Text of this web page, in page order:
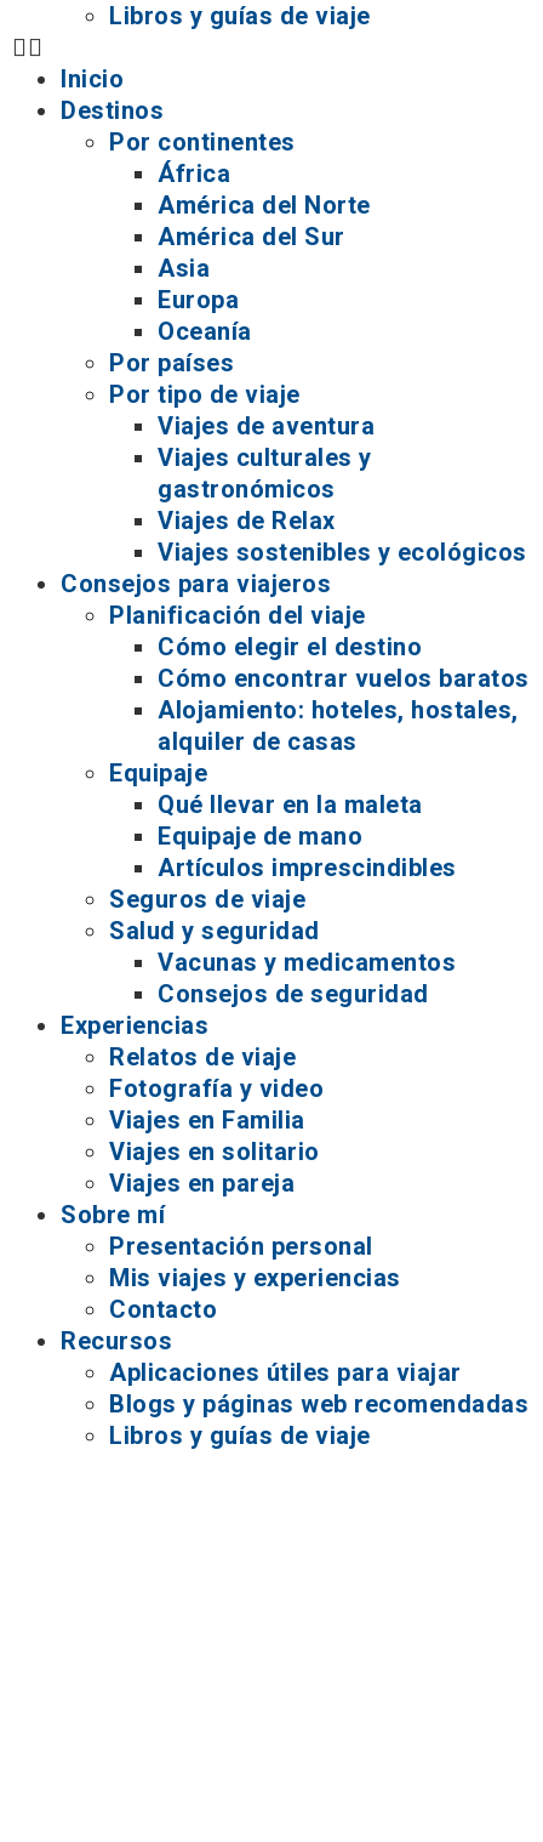
Libros y guías de viaje
Inicio
Destinos
Por continentes
África
América del Norte
América del Sur
Asia
Europa
Oceanía
Por países
Por tipo de viaje
Viajes de aventura
Viajes culturales y
gastronómicos
Viajes de Relax
Viajes sostenibles y ecológicos
Consejos para viajeros
Planificación del viaje
Cómo elegir el destino
Cómo encontrar vuelos baratos
Alojamiento: hoteles, hostales,
alquiler de casas
Equipaje
Qué llevar en la maleta
Equipaje de mano
Artículos imprescindibles
Seguros de viaje
Salud y seguridad
Vacunas y medicamentos
Consejos de seguridad
Experiencias
Relatos de viaje
Fotografía y video
Viajes en Familia
Viajes en solitario
Viajes en pareja
Sobre mí
Presentación personal
Mis viajes y experiencias
Contacto
Recursos
Aplicaciones útiles para viajar
Blogs y páginas web recomendadas
Libros y guías de viaje